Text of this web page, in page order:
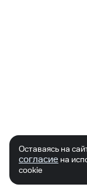
Оставаясь на
согласие на
cookie